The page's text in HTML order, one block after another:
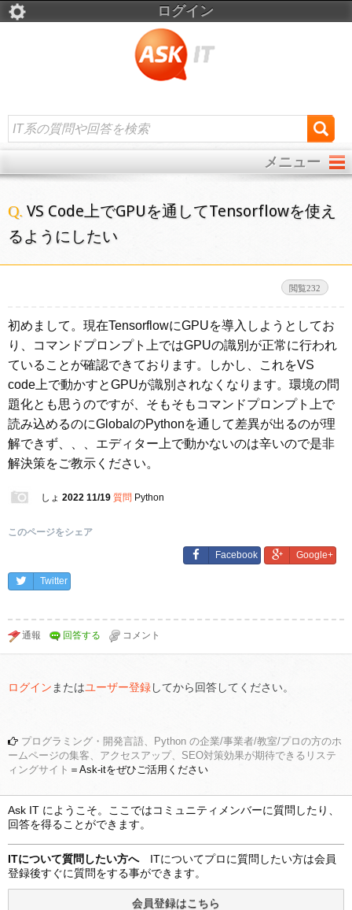
ログイン
メニュー
VS Code上でGPUを通してTensorflowを使え
るようにしたい
232
初めまして。現在TensorflowにGPUを導入しようとしてお
り、コマンドプロンプト上ではGPUの識別が正常に行われ
ていることが確認できております。しかし、これをVS
code上で動かすとGPUが識別されなくなります。環境の問
題化とも思うのですが、そもそもコマンドプロンプト上で
読み込めるのにGlobalのPythonを通して差異が出るのが理
解できず、、、エディター上で動かないのは辛いので是非
解決策をご教示ください。
しょ 2022 11/19 質問 Python
このページをシェア
Facebook Google+
Twitter
ログイン またはユーザー登録してから回答してください。
プログラミング・開発言語、Python の企業/事業者/教室/プロの方のホ
ームページの集客、アクセスアップ、SEO対策効果が期待できるリステ
ィングサイト ＝Ask-itをぜひご活用ください
Ask IT にようこそ。ここではコミュニティメンバーに質問したり、
回答を得ることができます。
ITについて質問したい方へITについてプロに質問したい方は会員
登録後すぐに質問をする事ができます。